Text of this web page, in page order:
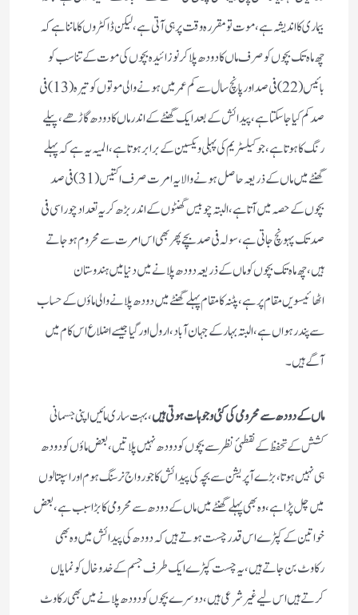
بیماری کا اندیشہ ہے، موت تو مقررہ وقت پر ہی آتی ہے، لیکن ڈاکٹروں کا ماننا ہے کہ
چھ ماہ تک بچوں کو صرف ماں کا دودھ پلا کر نوزائیدہ بچوں کی موت کے تناسب کو
بائیس (22)فی صد اورپانچ سال سے کم عمر میں ہونے والی موتوں کو تیرہ (13)فی
صدکم کیا جا سکتا ہے، پیدائش کے بعد ایک گھنٹے کے اندر ماں کا دودھ گاڑھے، پیلے
رنگ کا ہوتا ہے، جو کیلسٹریم کی پہلی ویکسین کے برابرہوتا ہے، المیہ یہ ہے کہ پہلے
گھنٹے میں ماں کے ذریعہ حاصل ہونے والا یہ امرت صرف اکتیس(31) فی صد
بچوں کے حصہ میں آتا ہے، البتہ چوبیس گھنٹوں کے اندر بڑھ کر یہ تعدادچوراسی فی
صد تک پہونچ جاتی ہے، سولہ فی صد بچے پھر بھی اس امرت سے محروم ہوجاتے
ہیں، چھ ماہ تک بچوں کو ماں کے ذریعہ دودھ پلانے میں دنیا میں ہندوستان
اٹھائیسویں مقام پر ہے، پٹنہ کا مقام پہلے گھنٹے میں دودھ پلانے والی ماؤں کے حساب
سے پندرہواں ہے، البتہ بہار کے جہان آباد، ارول اور گیا جیسے اضلاع اس کا م میں
آگے ہیں۔
ماں کے دودھ سے محرومی کی کئی وجوہات ہوتی ہیں، بہت ساری مائیں اپنی جسمانی
کشش کے تحفظ کے نقطہئ نظر سے بچوں کو دودھ نہیں پلاتیں، بعض ماؤں کو دودھ
ہی نہیں ہوتا، بڑے آپریشن سے بچہ کی پیدائش کاجو رواج نرسنگ ہوم اور اسپتالوں
میں چل پڑا ہے، وہ بھی پہلے گھنٹے میں ماں کے دودھ سے محرومی کا بڑا سبب ہے، بعض
خواتین کے کپڑے اس قدر چست ہوتے ہیں کہ دودھ کی پیدائش میں وہ بھی
رکاوٹ بن جاتے ہیں، یہ چست کپڑے ایک طرف جسم کے خد وخال کو نمایاں
کرتے ہیں اس لیے غیر شرعی ہیں، دوسرے بچوں کو دودھ پلانے میں بھی رکاوٹ